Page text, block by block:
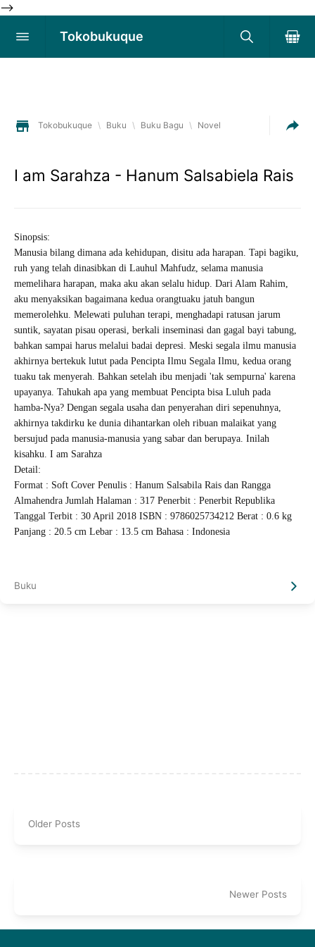
-->
Tokobukuque
Tokobukuque \ Buku \ Buku Bagu \ Novel
I am Sarahza - Hanum Salsabiela Rais
Sinopsis:
Manusia bilang dimana ada kehidupan, disitu ada harapan. Tapi bagiku,
ruh yang telah dinasibkan di Lauhul Mahfudz, selama manusia
memelihara harapan, maka aku akan selalu hidup. Dari Alam Rahim,
aku menyaksikan bagaimana kedua orangtuaku jatuh bangun
memerolehku. Melewati puluhan terapi, menghadapi ratusan jarum
suntik, sayatan pisau operasi, berkali inseminasi dan gagal bayi tabung,
bahkan sampai harus melalui badai depresi. Meski segala ilmu manusia
akhirnya bertekuk lutut pada Pencipta Ilmu Segala Ilmu, kedua orang
tuaku tak menyerah. Bahkan setelah ibu menjadi 'tak sempurna' karena
upayanya. Tahukah apa yang membuat Pencipta bisa Luluh pada
hamba-Nya? Dengan segala usaha dan penyerahan diri sepenuhnya,
akhirnya takdirku ke dunia dihantarkan oleh ribuan malaikat yang
bersujud pada manusia-manusia yang sabar dan berupaya. Inilah
kisahku. I am Sarahza
Detail:
Format : Soft Cover Penulis : Hanum Salsabila Rais dan Rangga
Almahendra Jumlah Halaman : 317 Penerbit : Penerbit Republika
Tanggal Terbit : 30 April 2018 ISBN : 9786025734212 Berat : 0.6 kg
Panjang : 20.5 cm Lebar : 13.5 cm Bahasa : Indonesia
Buku
Older Posts
Newer Posts